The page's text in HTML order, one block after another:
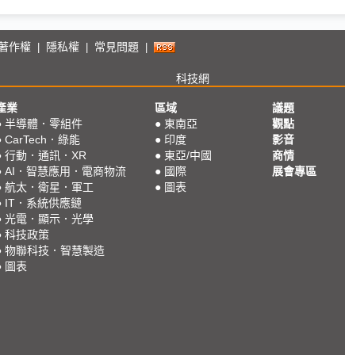
作權 隱私權 常見問題
科技網
業
半導體．零組件
CarTech．綠能
行動．通訊．XR
AI．智慧應用．電商物流
航太．衛星．軍工
IT．系統供應鏈
光電．顯示．光學
科技政策
物聯科技．智慧製造
圖表
區域
● 東南亞
● 印度
● 東亞/中國
● 國際
● 圖表
議題
觀點
影音
商情
展會專區